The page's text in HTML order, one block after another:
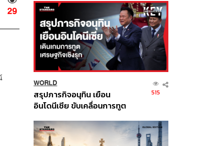
29
WORLD
สรุปภารกิจอนุทิน เยือน
อินโดนีเซีย ขับเคลื่อนการทูต
ส่วนยุทธศาสตร์ไทย –
อินโดนีเซีย
515